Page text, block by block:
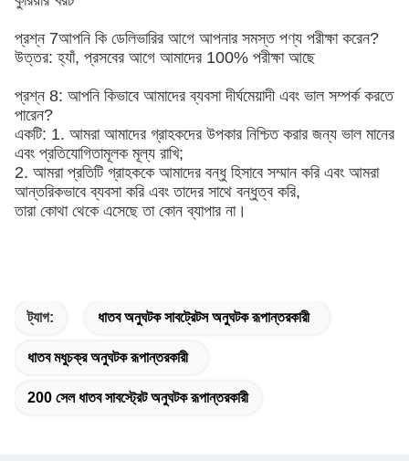
প্রশ্ন 7আপনি কি ডেলিভারির আগে আপনার সমস্ত পণ্য পরীক্ষা করেন?
উত্তর: হ্যাঁ, প্রসবের আগে আমাদের 100% পরীক্ষা আছে
প্রশ্ন 8: আপনি কিভাবে আমাদের ব্যবসা দীর্ঘমেয়াদী এবং ভাল সম্পর্ক করতে
পারেন?
একটি: 1. আমরা আমাদের গ্রাহকদের উপকার নিশ্চিত করার জন্য ভাল মানের
এবং প্রতিযোগিতামূলক মূল্য রাখি;
2. আমরা প্রতিটি গ্রাহককে আমাদের বন্ধু হিসাবে সম্মান করি এবং আমরা
আন্তরিকভাবে ব্যবসা করি এবং তাদের সাথে বন্ধুত্ব করি,
তারা কোথা থেকে এসেছে তা কোন ব্যাপার না।
ট্যাগ: ধাতব অনুঘটক সাবট্রেটস অনুঘটক রূপান্তরকারী
ধাতব মধুচক্র অনুঘটক রূপান্তরকারী
200 সেল ধাতব সাবস্ট্রেট অনুঘটক রূপান্তরকারী